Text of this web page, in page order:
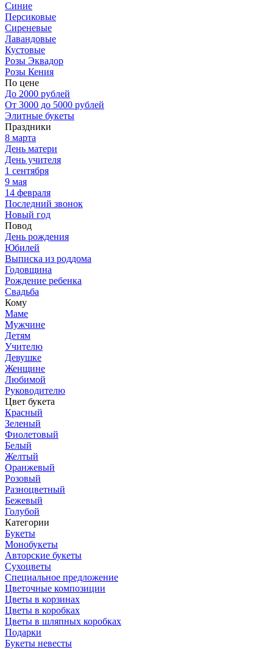
Синие
Персиковые
Сиреневые
Лавандовые
Кустовые
Розы Эквадор
Розы Кения
По цене
До 2000 рублей
От 3000 до 5000 рублей
Элитные букеты
Праздники
8 марта
День матери
День учителя
1 сентября
9 мая
14 февраля
Последний звонок
Новый год
Повод
День рождения
Юбилей
Выписка из роддома
Годовщина
Рождение ребенка
Свадьба
Кому
Маме
Мужчине
Детям
Учителю
Девушке
Женщине
Любимой
Руководителю
Цвет букета
Красный
Зеленый
Фиолетовый
Белый
Желтый
Оранжевый
Розовый
Разноцветный
Бежевый
Голубой
Категории
Букеты
Монобукеты
Авторские букеты
Сухоцветы
Специальное предложение
Цветочные композиции
Цветы в корзинах
Цветы в коробках
Цветы в шляпных коробках
Подарки
Букеты невесты